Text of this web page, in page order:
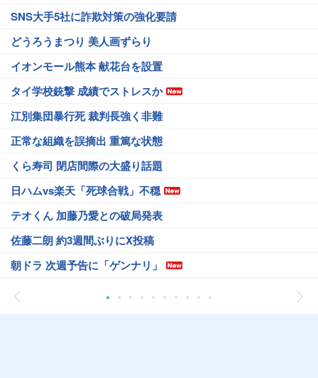
SNS大手5社に詐欺対策の強化要請
どうろうまつり 美人画ずらり
イオンモール熊本 献花台を設置
タイ学校銃撃 成績でストレスか
江別集団暴行死 裁判長強く非難
正常な組織を誤摘出 重篤な状態
くら寿司 閉店間際の大盛り話題
日ハムvs楽天「死球合戦」不穏
テオくん 加藤乃愛との破局発表
佐藤二朗 約3週間ぶりにX投稿
朝ドラ 次週予告に「ゲンナリ」